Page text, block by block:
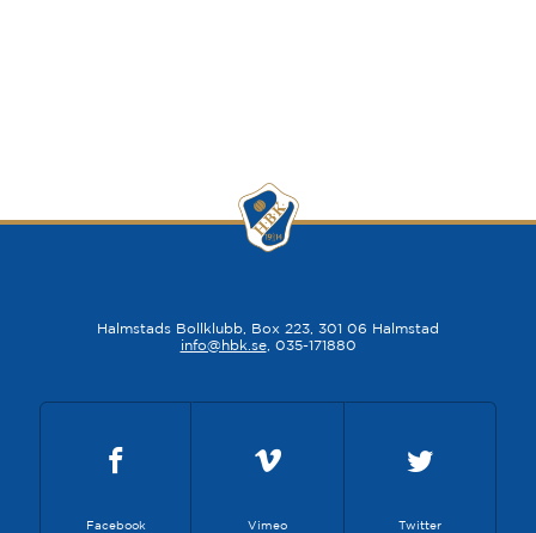
Halmstads Bollklubb, Box 223, 301 06 Halmstad
info@hbk.se, 035-171880
Facebook Vimeo Twitter